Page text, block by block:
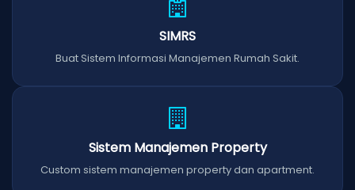
SIMRS
Buat Sistem Informasi Manajemen Rumah Sakit.
Sistem Manajemen Property
Custom sistem manajemen property dan apartment.